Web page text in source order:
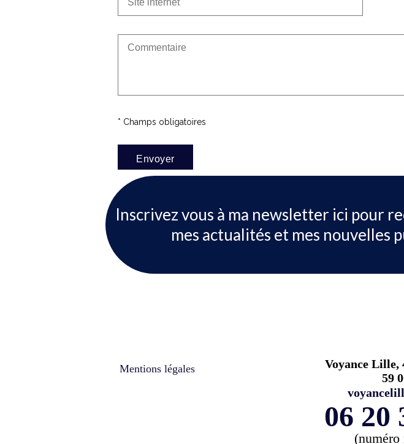
* Champs obligatoires
Inscrivez vous à ma newsletter ici pour
mes actualités et mes nouvelles
Voyance Lille,
59
06 20
(numéro
Mentions légales